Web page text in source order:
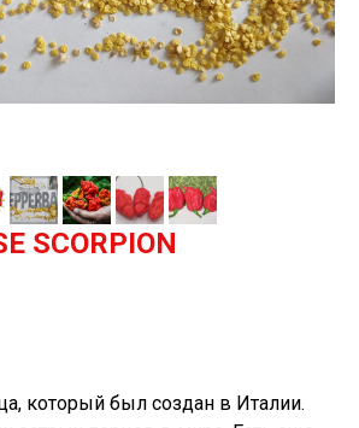
SCORPION
который был создан в Италии.